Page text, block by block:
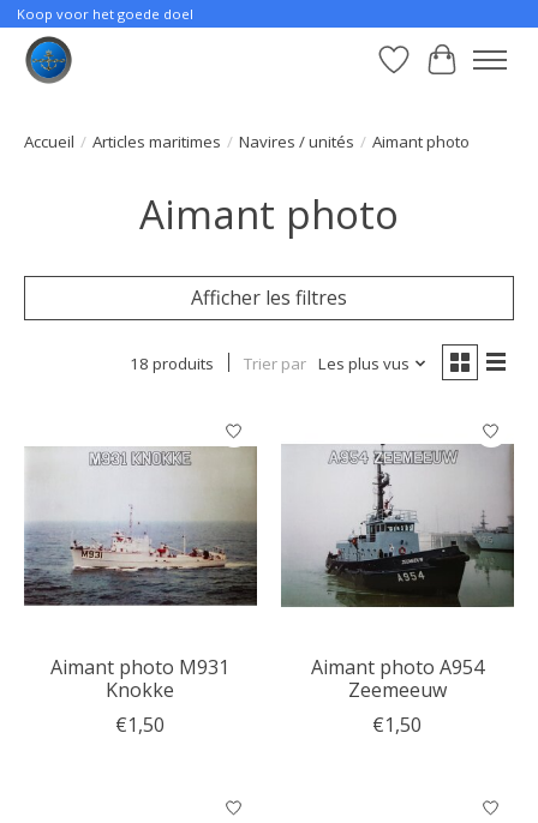
Koop voor het goede doel
Liste dePanier
Accueil / Articles maritimes / Navires / unités / Aimant photo
Aimant photo
Afficher les filtres
18 produits Trier par Les plus vus
Aimant photo M931
Knokke
€1,50
Aimant photo A954
Zeemeeuw
€1,50